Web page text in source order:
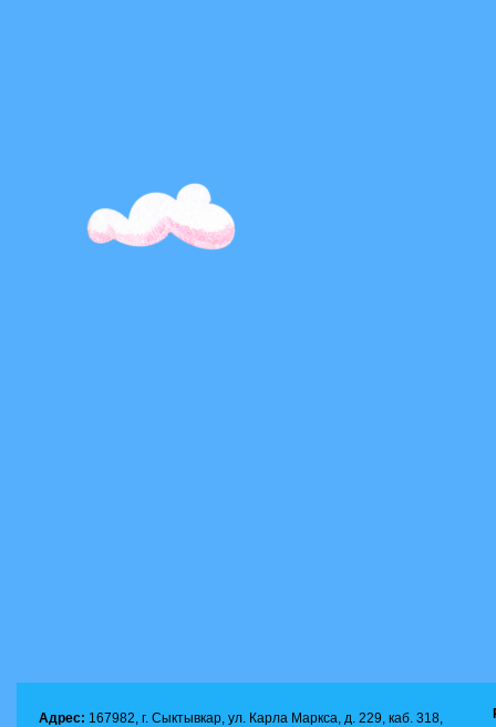
Адрес: 167982, г. Сыктывкар, ул. Карла Маркса, д. 229, каб. 318,